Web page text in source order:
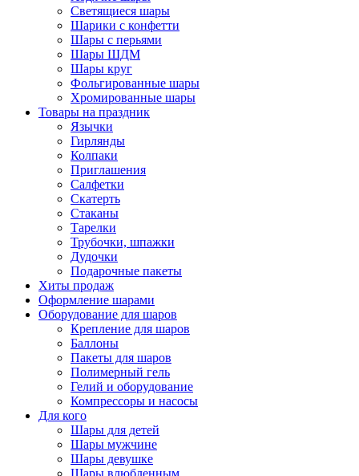
Светящиеся шары
Шарики с конфетти
Шары с перьями
Шары ШДМ
Шары круг
Фольгированные шары
Хромированные шары
Товары на праздник
Язычки
Гирлянды
Колпаки
Приглашения
Салфетки
Скатерть
Стаканы
Тарелки
Трубочки, шпажки
Дудочки
Подарочные пакеты
Хиты продаж
Оформление шарами
Оборудование для шаров
Крепление для шаров
Баллоны
Пакеты для шаров
Полимерный гель
Гелий и оборудование
Компрессоры и насосы
Для кого
Шары для детей
Шары мужчине
Шары девушке
Шары влюбленным